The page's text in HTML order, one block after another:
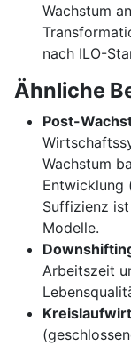
Wachstum
nach ILO-
Ähnliche
Post-
Wachstum
Entwicklung
Suffizienz
Modelle.
Arbeitszeit